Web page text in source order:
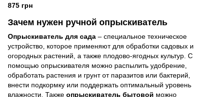
875 грн
Зачем нужен ручной опрыскиватель
Опрыскиватель для сада – специальное техническое
устройство, которое применяют для обработки садовых и
огородных растений, а также плодово-ягодных культур. С
помощью опрыскивателя можно распылить удобрение,
обработать растения и грунт от паразитов или бактерий,
внести подкормку или поддержать оптимальный уровень
влажности. Также опрыскиватель бытовой можно